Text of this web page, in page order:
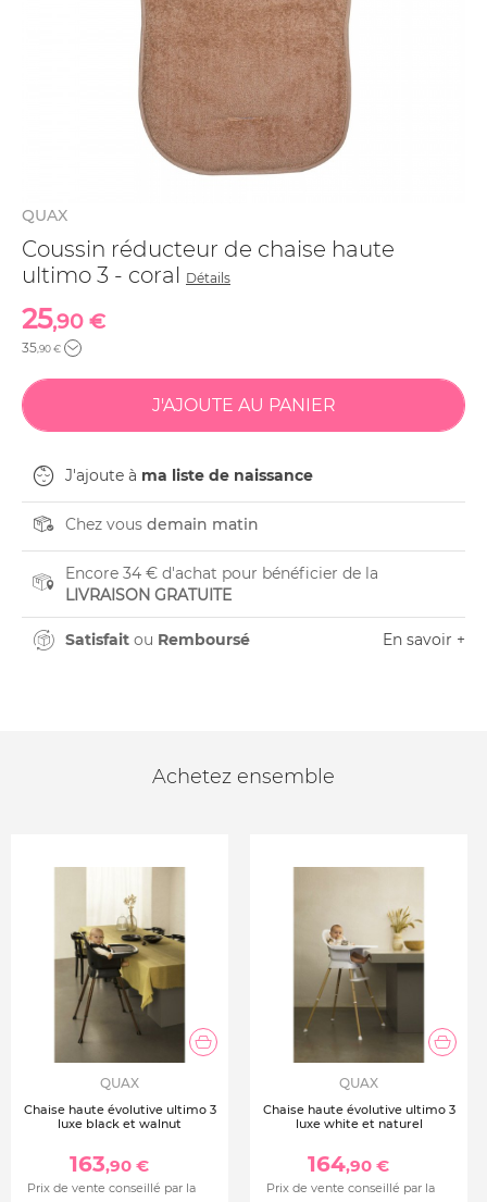
QUAX
Coussin réducteur de chaise haute
ultimo 3 - coral Détails
25,90 €
35,90 €
J'ajoute à ma liste de naissance
Chez vous demain matin
Encore 34 € d'achat pour bénéficier de la
LIVRAISON GRATUITE
Satisfait ou Remboursé En savoir +
Achetez ensemble
QUAX
Chaise haute évolutive ultimo 3
luxe black et walnut
163,90 €
Prix de vente conseillé par la
QUAX
Chaise haute évolutive ultimo 3
luxe white et naturel
164,90 €
Prix de vente conseillé par la